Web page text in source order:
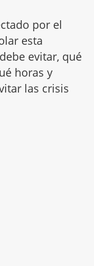
por el
esta
evitar, qué
horas y
las crisis